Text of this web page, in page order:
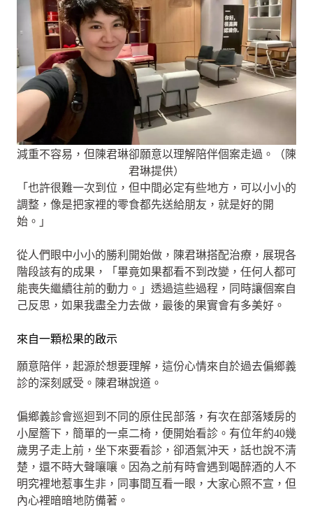
減重不容易，但陳君琳卻願意以理解陪伴個案走過。（陳
君琳提供）
「也許很難一次到位，但中間必定有些地方，可以小小的
調整，像是把家裡的零食都先送給朋友，就是好的開
始。」
從人們眼中小小的勝利開始做，陳君琳搭配治療，展現各
階段該有的成果，「畢竟如果都看不到改變，任何人都可
能喪失繼續往前的動力。」透過這些過程，同時讓個案自
己反思，如果我盡全力去做，最後的果實會有多美好。
來自一顆松果的啟示
願意陪伴，起源於想要理解，這份心情來自於過去偏鄉義
診的深刻感受。陳君琳說道。
偏鄉義診會巡迴到不同的原住民部落，有次在部落矮房的
小屋簷下，簡單的一桌二椅，便開始看診。有位年約40幾
歲男子走上前，坐下來要看診，卻酒氣沖天，話也說不清
楚，還不時大聲嚷嚷。因為之前有時會遇到喝醉酒的人不
明究裡地惹事生非，同事間互看一眼，大家心照不宣，但
內心裡暗暗地防備著。